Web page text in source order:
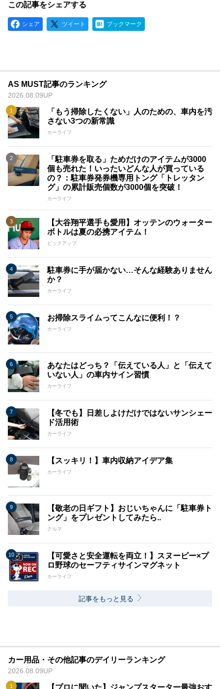
この記事をシェアする
シェア ツイート ブックマーク
AS MUST記事のランキング
2026.08.09UP
「もう掃除したくない」人のための、車内を汚
さない3つの新常識
カーライフ
「駐車券を取る」ためだけのアイテムが3000
個も売れた！いったいどんな人が買っている
の？：駐車券発券機専用トング「トレッタン
グ」の累計販売個数が3000個を突破！
カーライフ
【大谷翔平選手も愛用】オッテンのウォーター
ボトルは夏の必携アイテム！
ピックアップ
駐車券に手が届かない…そんな経験ありません
か？
カーライフ
お掃除スライムってこんなに便利！？
カーライフ
あなたはどっち？「伝えている人」と「伝えて
いない人」の車内サイン習慣
カーライフ
【冬でも】日差しよけだけではないサンシェー
ド活用術
カーライフ
【スッキリ！】車内収納アイデア集
カーライフ
【敬老の日ギフト】おじいちゃんに「駐車券ト
ング」をプレゼントしてみたら..
クルマ
【可愛さと安全運転を両立！】スヌーピー×プ
ロ野球のセーフティサインマグネット
カーライフ
記事をもっと見る
カー用品・その他記事のデイリーランキング
2026.08.09UP